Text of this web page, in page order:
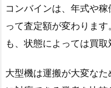
コンバインは、年式や
って査定額が変わりま
も、状態によっては買取
大型機は運搬が大変な